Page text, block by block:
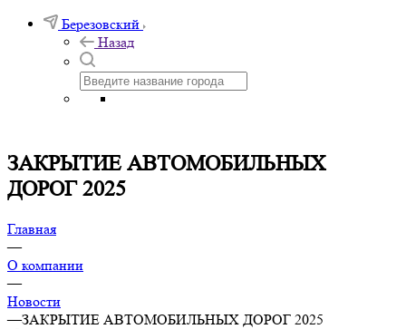
Березовский
Назад
ЗАКРЫТИЕ АВТОМОБИЛЬНЫХ
ДОРОГ 2025
Главная
—
О компании
—
Новости
—ЗАКРЫТИЕ АВТОМОБИЛЬНЫХ ДОРОГ 2025